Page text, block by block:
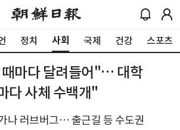
정치 사회 국제 건강 스포츠
마다 달려들어"… 대학
다 사체 수백개"
나 러브버그… 출근길 등 수도권